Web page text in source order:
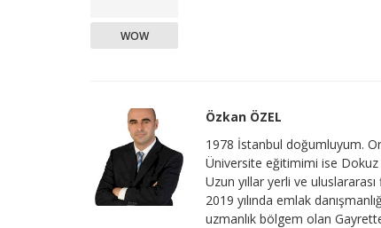
WOW
Özkan ÖZEL
1978 İstanbul doğumluyum.
Üniversite eğitimimi ise
Uzun yıllar yerli ve
2019 yılında emlak
uzmanlık bölgem olan
Sektörel Bilgiler
Gayrimenkul, Gayrimenkul
Beraber Satılır.